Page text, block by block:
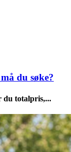
du søke?
du totalpris,...